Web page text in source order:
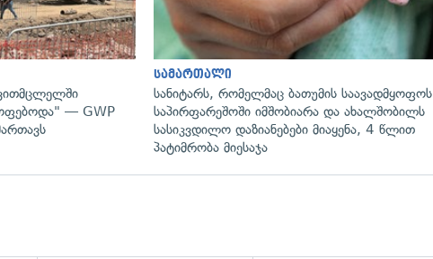
— GWP
სამართალი
სანიტარს, რომელმაც ბათუმის საავადმყოფოს
საპირფარეშოში იმშობიარა და ახალშობილს
სასიკვდილო დაზიანებები მიაყენა, 4 წლით
პატიმრობა მიესაჯა